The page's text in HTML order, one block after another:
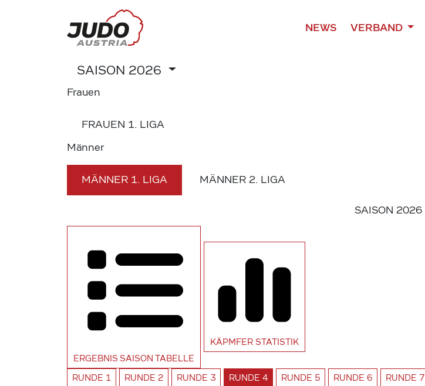
NEWS VERBAND
SAISON 2026
Frauen
FRAUEN 1. LIGA
Männer
MÄNNER 1. LIGA MÄNNER 2. LIGA
SAISON 2026
ERGEBNIS SAISON TABELLE
KÄPMFER STATISTIK
RUNDE 1 RUNDE 2 RUNDE 3 RUNDE 4 RUNDE 5 RUNDE 6 RUNDE 7